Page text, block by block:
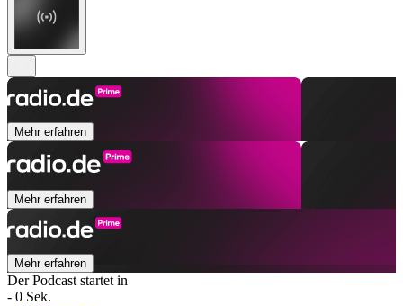
Mehr erfahren
Mehr erfahren
Mehr erfahren
Der Podcast startet in
- 0 Sek.